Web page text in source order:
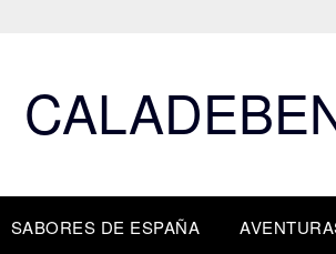
SABORES DE ESPAÑA